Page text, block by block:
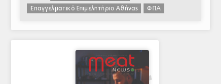
Επαγγελματικό Επιμελητήριο Αθήνας
ΦΠΑ